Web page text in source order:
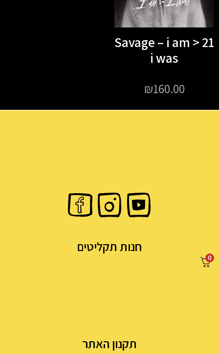
21 Savage – i am >
i was
₪160.00
חנות תקליטים
0
תקנון האתר